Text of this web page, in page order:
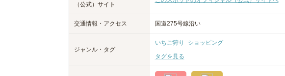
（公式）サイト
交通情報・アクセス 国道275号線沿い
ジャンル・タグ
いちご狩り
ショッピング
タグを見る